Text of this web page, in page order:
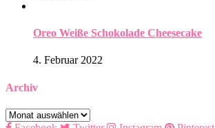
Oreo Weiße Schokolade Cheesecake
4. Februar 2022
Archiv
Archiv